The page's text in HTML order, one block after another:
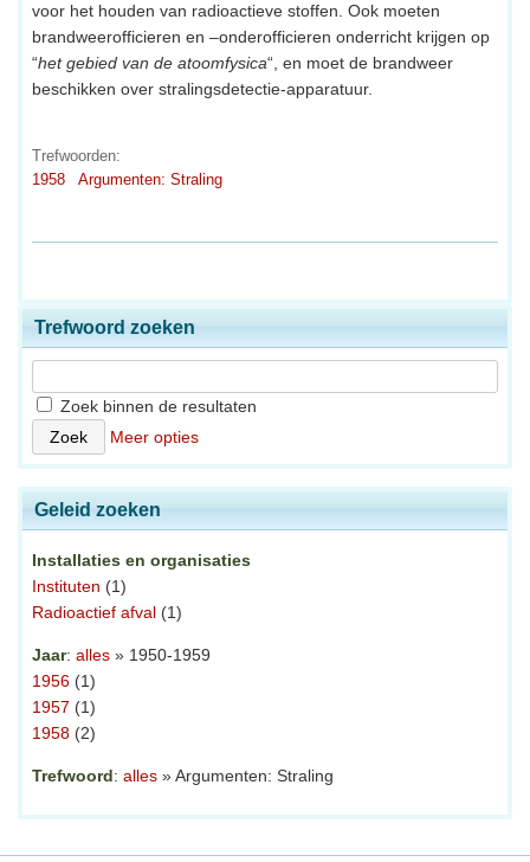
voor het houden van radioactieve stoffen. Ook moeten
brandweerofficieren en –onderofficieren onderricht krijgen op
“het gebied van de atoomfysica“, en moet de brandweer
beschikken over stralingsdetectie-apparatuur.
Trefwoorden:
1958
Argumenten: Straling
Trefwoord zoeken
Zoek binnen de resultaten
Meer opties
Geleid zoeken
Installaties en organisaties
Instituten (1)
Radioactief afval (1)
Jaar: alles » 1950-1959
1956 (1)
1957 (1)
1958 (2)
Trefwoord: alles » Argumenten: Straling